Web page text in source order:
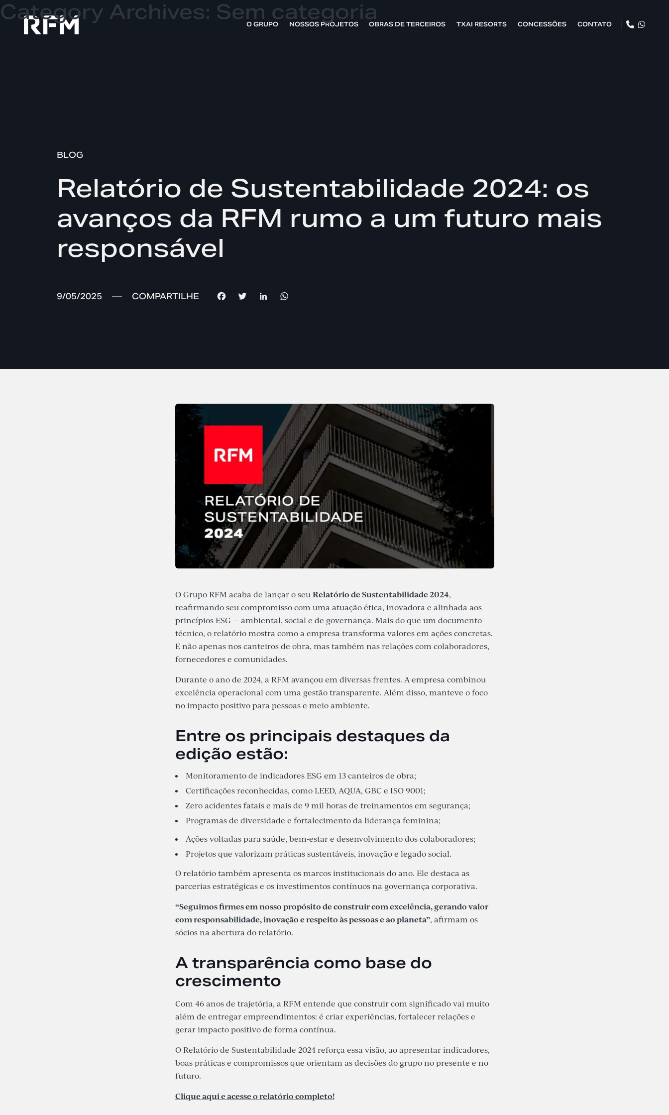
O GRUPO NOSSOS PROJETOS OBRAS DE TERCEIROS TXAI RESORTS CONCESSÕES CONTATO
Category Archives: Sem categoria
BLOG
Relatório de Sustentabilidade 2024: os
avanços da RFM rumo a um futuro mais
responsável
9/05/2025 COMPARTILHE Facebook
TwitterLinkedIn
O Grupo RFM acaba de lançar o seu Relatório de Sustentabilidade 2024,
reafirmando seu compromisso com uma atuação ética, inovadora e alinhada aos
princípios ESG — ambiental, social e de governança. Mais do que um documento
técnico, o relatório mostra como a empresa transforma valores em ações concretas.
E não apenas nos canteiros de obra, mas também nas relações com colaboradores,
fornecedores e comunidades.
Durante o ano de 2024, a RFM avançou em diversas frentes. A empresa combinou
excelência operacional com uma gestão transparente. Além disso, manteve o foco
no impacto positivo para pessoas e meio ambiente.
Entre os principais destaques da
edição estão:
Monitoramento de indicadores ESG em 13 canteiros de obra;
Certificações reconhecidas, como LEED, AQUA, GBC e ISO 9001;
Zero acidentes fatais e mais de 9 mil horas de treinamentos em segurança;
Programas de diversidade e fortalecimento da liderança feminina;
Ações voltadas para saúde, bem-estar e desenvolvimento dos colaboradores;
Projetos que valorizam práticas sustentáveis, inovação e legado social.
O relatório também apresenta os marcos institucionais do ano. Ele destaca as
parcerias estratégicas e os investimentos contínuos na governança corporativa.
“Seguimos firmes em nosso propósito de construir com excelência, gerando valor
com responsabilidade, inovação e respeito às pessoas e ao planeta”, afirmam os
sócios na abertura do relatório.
A transparência como base do
crescimento
Com 46 anos de trajetória, a RFM entende que construir com significado vai muito
além de entregar empreendimentos: é criar experiências, fortalecer relações e
gerar impacto positivo de forma contínua.
O Relatório de Sustentabilidade 2024 reforça essa visão, ao apresentar indicadores,
boas práticas e compromissos que orientam as decisões do grupo no presente e no
futuro.
Clique aqui e acesse o relatório completo!